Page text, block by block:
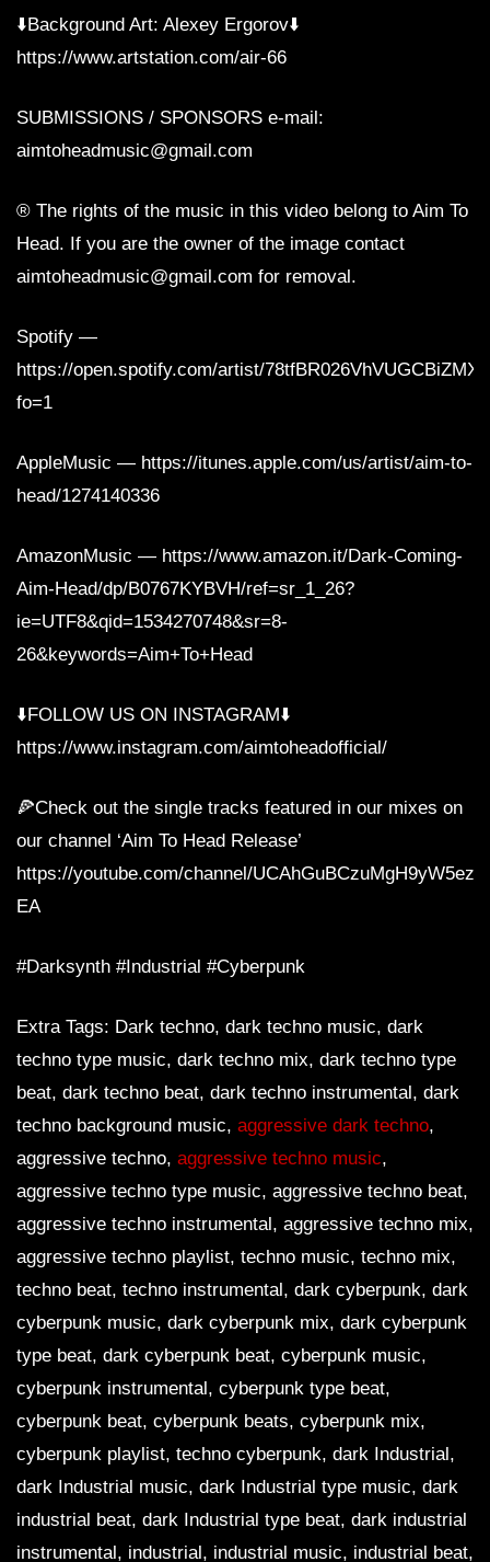
⬇️Background Art: Alexey Ergorov⬇️
https://www.artstation.com/air-66
SUBMISSIONS / SPONSORS e-mail:
aimtoheadmusic@gmail.com
® The rights of the music in this video belong to Aim To
Head. If you are the owner of the image contact
aimtoheadmusic@gmail.com for removal.
Spotify —
https://open.spotify.com/artist/
fo=1
AppleMusic — https://itunes.apple.com/us/artist/aim-to-
head/1274140336
AmazonMusic — https://www.amazon.it/Dark-Coming-
Aim-Head/dp/B0767KYBVH/ref=sr_1_26?
ie=UTF8&qid=1534270748&sr=8-
26&keywords=Aim+To+Head
⬇️FOLLOW US ON INSTAGRAM⬇️
https://www.instagram.com/aimtoheadofficial/
🍕Check out the single tracks featured in our mixes on
our channel ‘Aim To Head Release’
https://youtube.com/channel/
EA
#Darksynth #Industrial #Cyberpunk
Extra Tags: Dark techno, dark techno music, dark
techno type music, dark techno mix, dark techno type
beat, dark techno beat, dark techno instrumental, dark
techno background music, aggressive dark techno,
aggressive techno, aggressive techno music,
aggressive techno type music, aggressive techno beat,
aggressive techno instrumental, aggressive techno mix,
aggressive techno playlist, techno music, techno mix,
techno beat, techno instrumental, dark cyberpunk, dark
cyberpunk music, dark cyberpunk mix, dark cyberpunk
type beat, dark cyberpunk beat, cyberpunk music,
cyberpunk instrumental, cyberpunk type beat,
cyberpunk beat, cyberpunk beats, cyberpunk mix,
cyberpunk playlist, techno cyberpunk, dark Industrial,
dark Industrial music, dark Industrial type music, dark
industrial beat, dark Industrial type beat, dark industrial
instrumental, industrial, industrial music, industrial beat,